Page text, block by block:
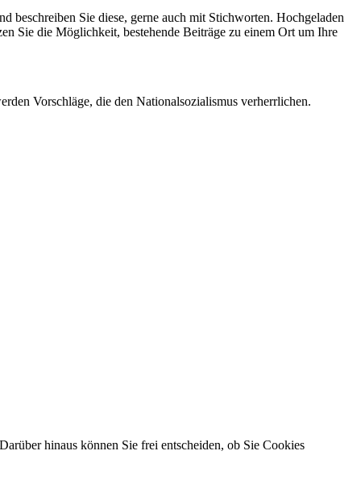
beschreiben Sie diese, gerne auch mit Stichworten. Hochgeladen
Sie die Möglichkeit, bestehende Beiträge zu einem Ort um Ihre
Vorschläge, die den Nationalsozialismus verherrlichen.
hinaus können Sie frei entscheiden, ob Sie Cookies